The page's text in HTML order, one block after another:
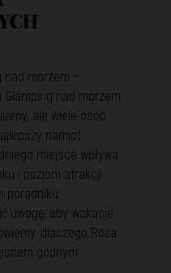
nad morzem –
nad morzem
ale wiele osób
namiot
miejsca wpływa
i poziom atrakcji
poradniku
uwagę, aby wakacje
dlaczego Róża
godnym